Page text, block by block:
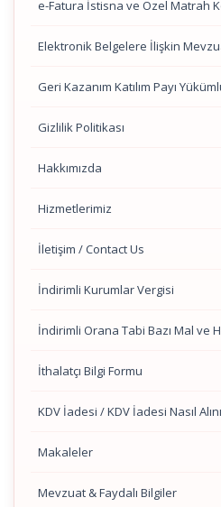
e-Fatura İstisna ve Özel Matrah
Elektronik Belgelere İlişkin
Geri Kazanım Katılım Payı
Gizlilik Politikası
Hakkımızda
Hizmetlerimiz
İletişim / Contact Us
İndirimli Kurumlar Vergisi
İndirimli Orana Tabi Bazı Mal ve
İthalatçı Bilgi Formu
KDV İadesi / KDV İadesi Nasıl
Makaleler
Mevzuat & Faydalı Bilgiler